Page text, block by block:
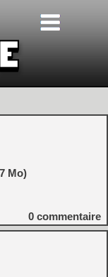
Mo)
0 commentaire